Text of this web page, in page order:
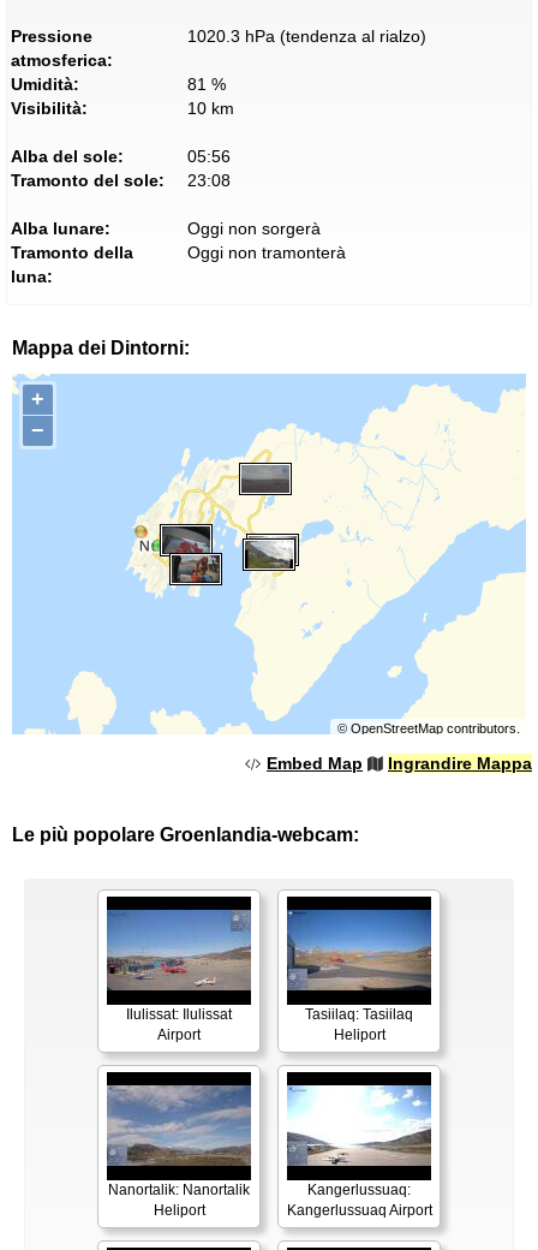
Pressione
atmosferica:
1020.3 hPa (tendenza al rialzo)
Umidità:
81 %
Visibilità:
10 km
Alba del sole:
05:56
Tramonto del sole:
23:08
Alba lunare:
Oggi non sorgerà
Tramonto della
luna:
Oggi non tramonterà
Mappa dei Dintorni:
+
−
© OpenStreetMapcontributors.
Embed Map Ingrandire Mappa
Le più popolare Groenlandia-webcam:
Ilulissat: Ilulissat
Airport
Tasiilaq: Tasiilaq
Heliport
Nanortalik: Nanortalik
Heliport
Kangerlussuaq:
Kangerlussuaq Airport